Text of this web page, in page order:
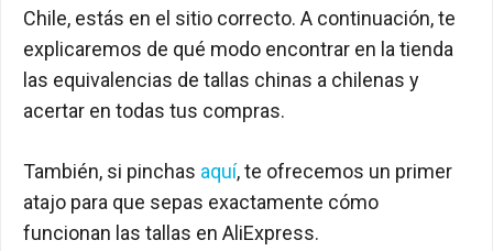
Chile, estás en el sitio correcto. A continuación, te
explicaremos de qué modo encontrar en la tienda
las equivalencias de tallas chinas a chilenas y
acertar en todas tus compras.
También, si pinchas aquí, te ofrecemos un primer
atajo para que sepas exactamente cómo
funcionan las tallas en AliExpress.